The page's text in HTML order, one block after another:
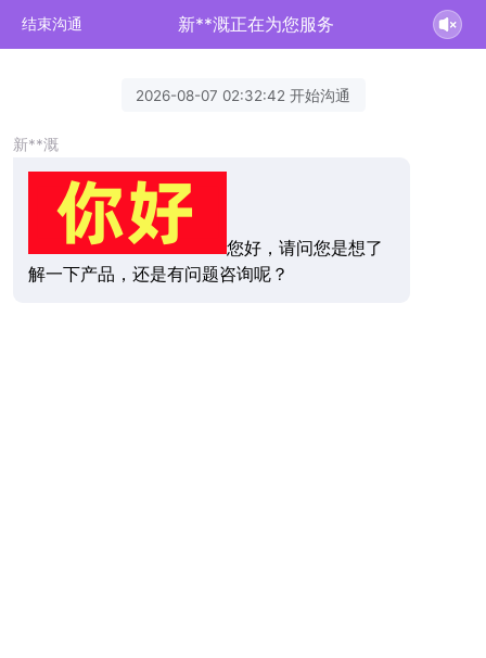
结束沟通 新**溉正在为您服务
2026-08-07 02:32:42 开始沟通
新**溉
您好，请问您是想了
解一下产品，还是有问题咨询呢？